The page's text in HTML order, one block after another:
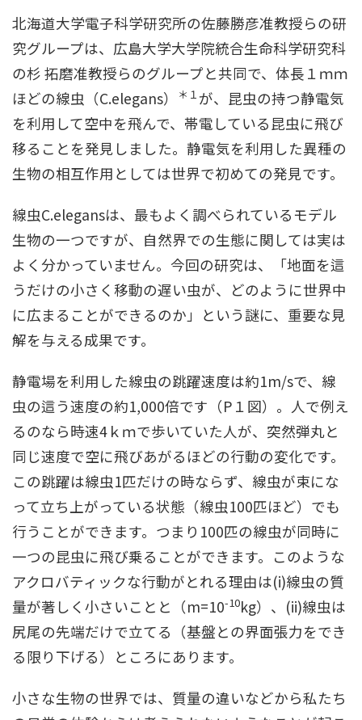
北海道大学電子科学研究所の佐藤勝彦准教授らの研
究グループは、広島大学大学院統合生命科学研究科
の杉 拓磨准教授らのグループと共同で、体長１ｍｍ
ほどの線虫（C.elegans）
＊１ が、昆虫の持つ静電気
を利用して空中を飛んで、帯電している昆虫に飛び
移ることを発見しました。静電気を利用した異種の
生物の相互作用としては世界で初めての発見です。
線虫C.elegansは、最もよく調べられているモデル
生物の一つですが、自然界での生態に関しては実は
よく分かっていません。今回の研究は、「地面を這
うだけの小さく移動の遅い虫が、どのように世界中
に広まることができるのか」という謎に、重要な見
解を与える成果です。
静電場を利用した線虫の跳躍速度は約1m/sで、線
虫の這う速度の約1,000倍です（P１図）。人で例え
るのなら時速4ｋｍで歩いていた人が、突然弾丸と
同じ速度で空に飛びあがるほどの行動の変化です。
この跳躍は線虫1匹だけの時ならず、線虫が束にな
って立ち上がっている状態（線虫100匹ほど）でも
行うことができます。つまり100匹の線虫が同時に
一つの昆虫に飛び乗ることができます。このような
アクロバティックな行動がとれる理由は(i)線虫の質
量が著しく小さいことと（m=10-10kg）、(ii)線虫は
尻尾の先端だけで立てる（基盤との界面張力をでき
る限り下げる）ところにあります。
小さな生物の世界では、質量の違いなどから私たち